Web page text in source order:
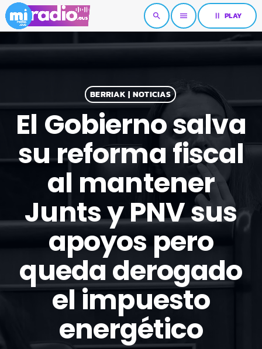
search menu pause PLAY
BERRIAK | NOTICIAS
El Gobierno salva
su reforma fiscal
al mantener
Junts y PNV sus
apoyos pero
queda derogado
el impuesto
energético